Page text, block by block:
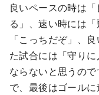
良いペースの時は
る」、速い時には
「こっちだぞ」、
た試合には「守り
ならないと思うの
で、最後はゴール